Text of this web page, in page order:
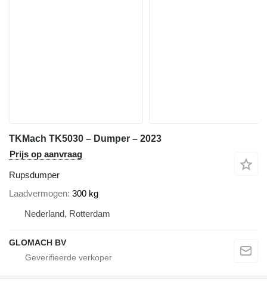
TKMach TK5030 – Dumper – 2023
Prijs op aanvraag
Rupsdumper
Laadvermogen 300 kg
Nederland, Rotterdam
GLOMACH BV